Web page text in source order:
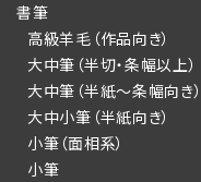
書筆
高級羊毛（作品向き）
大中筆（半切・条幅以上）
大中筆（半紙～条幅向き）
大中小筆（半紙向き）
小筆（面相系）
小筆